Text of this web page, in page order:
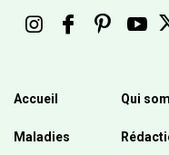
Accueil
Maladies
Qui